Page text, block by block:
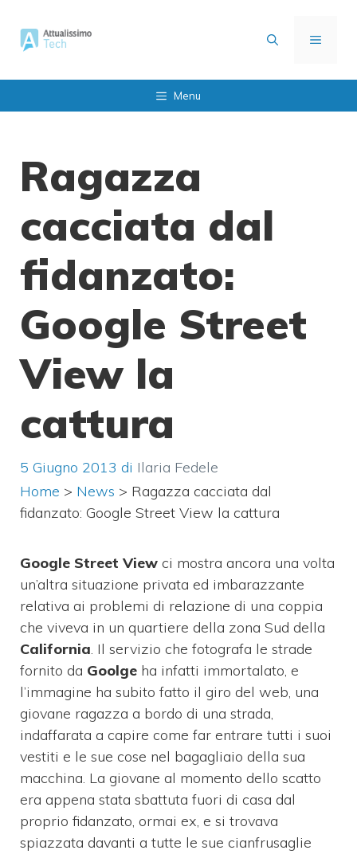
contenuto
MENU
Menu
Ragazza
cacciata dal
fidanzato:
Google Street
View la
cattura
5 Giugno 2013 di Ilaria Fedele
Home > News > Ragazza cacciata dal
fidanzato: Google Street View la cattura
Google Street View ci mostra ancora una volta
un’altra situazione privata ed imbarazzante
relativa ai problemi di relazione di una coppia
che viveva in un quartiere della zona Sud della
California. Il servizio che fotografa le strade
fornito da Goolge ha infatti immortalato, e
l’immagine ha subito fatto il giro del web, una
giovane ragazza a bordo di una strada,
indaffarata a capire come far entrare tutti i suoi
vestiti e le sue cose nel bagagliaio della sua
macchina. La giovane al momento dello scatto
era appena stata sbattuta fuori di casa dal
proprio fidanzato, ormai ex, e si trovava
spiazzata davanti a tutte le sue cianfrusaglie